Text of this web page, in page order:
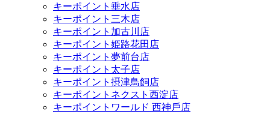
キーポイント垂水店
キーポイント三木店
キーポイント加古川店
キーポイント姫路花田店
キーポイント夢前台店
キーポイント太子店
キーポイント摂津鳥飼店
キーポイントネクスト西淀店
キーポイントワールド ⻄神戶店